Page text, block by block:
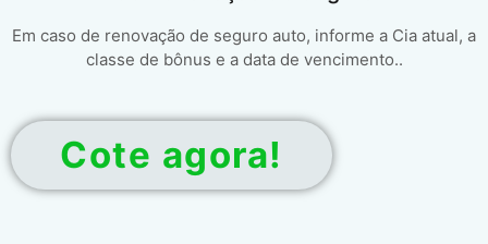
Em caso de renovação de seguro auto, informe a Cia atual, a
classe de bônus e a data de vencimento..
Cote agora!